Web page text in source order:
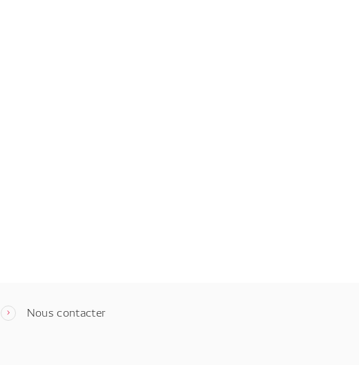
Nous contacter